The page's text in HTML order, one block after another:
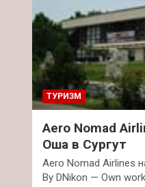
ТУРИЗМ
Aero Nomad
Оша в Сургут
Aero Nomad Airlines
By DNikon — Own